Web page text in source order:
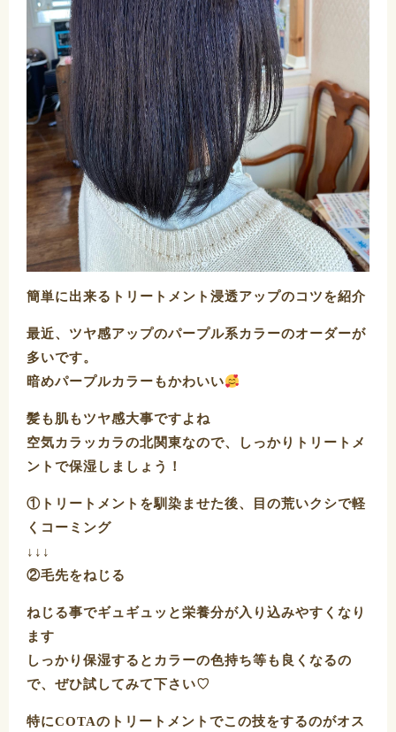
簡単に出来るトリートメント浸透アップのコツを紹介
最近、ツヤ感アップのパープル系カラーのオーダーが
多いです。
暗めパープルカラーもかわいい
髪も肌もツヤ感大事ですよね
空気カラッカラの北関東なので、しっかりトリートメ
ントで保湿しましょう！
①トリートメントを馴染ませた後、目の荒いクシで軽
くコーミング
↓↓↓
②毛先をねじる
ねじる事でギュギュッと栄養分が入り込みやすくなり
ます
しっかり保湿するとカラーの色持ち等も良くなるの
で、ぜひ試してみて下さい♡
特にCOTAのトリートメントでこの技をするのがオス